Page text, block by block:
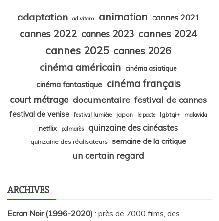
adaptation ad vitam animation cannes 2021
cannes 2022 cannes 2023 cannes 2024
cannes 2025 cannes 2026
cinéma américain
cinéma asiatique
cinéma fantastique cinéma français
court métrage documentaire festival de cannes
festival de venise festival lumière japon le pacte lgbtqi+ malavida
netflix palmarès quinzaine des cinéastes
quinzaine des réalisateurs semaine de la critique
un certain regard
ARCHIVES
Ecran Noir (1996-2020) : près de 7000 films, des